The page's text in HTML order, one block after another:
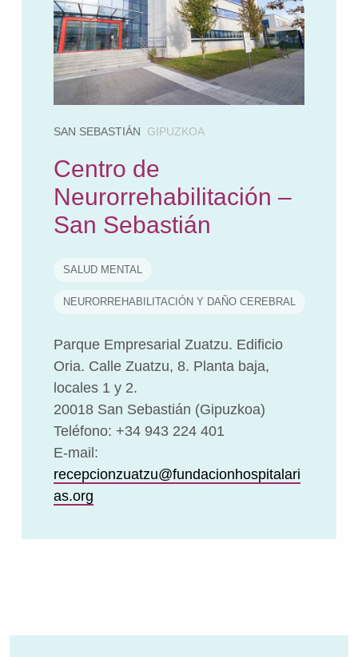
SAN SEBASTIÁN GIPUZKOA
Centro de
Neurorrehabilitación –
San Sebastián
SALUD MENTAL
NEURORREHABILITACIÓN Y DAÑO CEREBRAL
Parque Empresarial Zuatzu. Edificio
Oria. Calle Zuatzu, 8. Planta baja,
locales 1 y 2.
20018 San Sebastián (Gipuzkoa)
Teléfono: +34 943 224 401
E-mail:
recepcionzuatzu@fundacionhospitalari
as.org